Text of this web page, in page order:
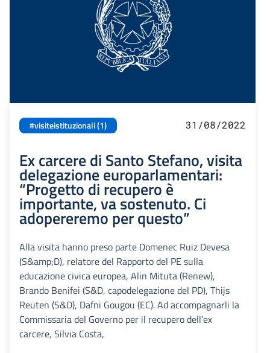
#visiteistituzionali (1) 31/08/2022
Ex carcere di Santo Stefano, visita
delegazione europarlamentari:
“Progetto di recupero è
importante, va sostenuto. Ci
adopereremo per questo”
Alla visita hanno preso parte Domenec Ruiz Devesa
(S&amp;D), relatore del Rapporto del PE sulla
educazione civica europea, Alin Mituta (Renew),
Brando Benifei (S&D, capodelegazione del PD), Thijs
Reuten (S&D), Dafni Gougou (EC). Ad accompagnarli la
Commissaria del Governo per il recupero dell’ex
carcere, Silvia Costa,